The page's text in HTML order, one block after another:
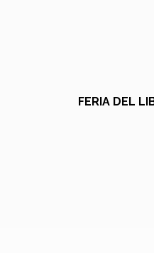
FERIA DEL